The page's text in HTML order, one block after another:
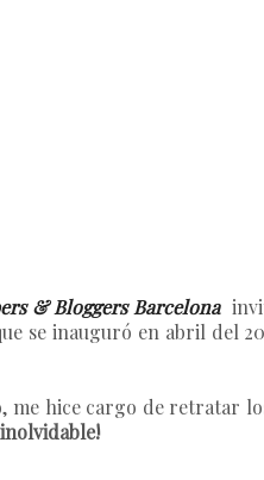
& Bloggers Barcelona
se inauguró en abril del
me hice cargo de retratar